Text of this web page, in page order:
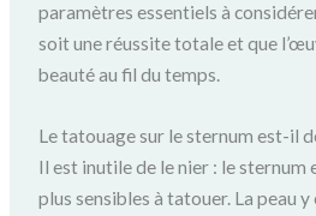
paramètres essentiels à
soit une réussite totale et que
beauté au fil du temps.
Le tatouage sur le sternum est-il
Il est inutile de le nier : le sternum
plus sensibles à tatouer. La peau